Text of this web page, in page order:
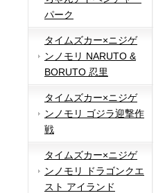
パーク
タイムズカー×ニジゲ
ンノモリ NARUTO &
BORUTO 忍里
タイムズカー×ニジゲ
ンノモリ ゴジラ迎撃作
戦
タイムズカー×ニジゲ
ンノモリ ドラゴンクエ
スト アイランド